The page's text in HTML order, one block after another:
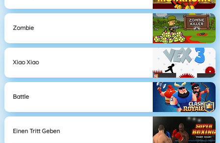
Zombie
Xiao Xiao
Battle
Einen Tritt Geben